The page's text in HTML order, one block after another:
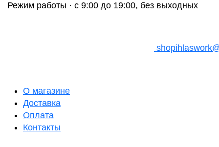
Режим работы · с 9:00 до 19:00, без выходных
О магазине
Доставка
Оплата
Контакты